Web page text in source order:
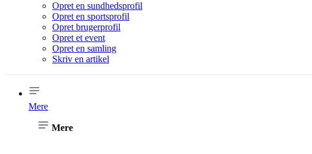
Opret en sundhedsprofil
Opret en sportsprofil
Opret brugerprofil
Opret et event
Opret en samling
Skriv en artikel
Mere
Mere